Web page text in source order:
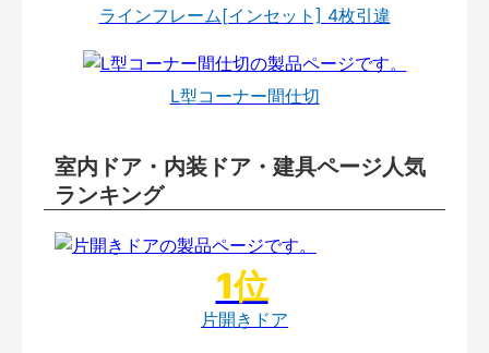
ラインフレーム[インセット] 4枚引違
L型コーナー間仕切
室内ドア・内装ドア・建具ページ人気
ランキング
片開きドア